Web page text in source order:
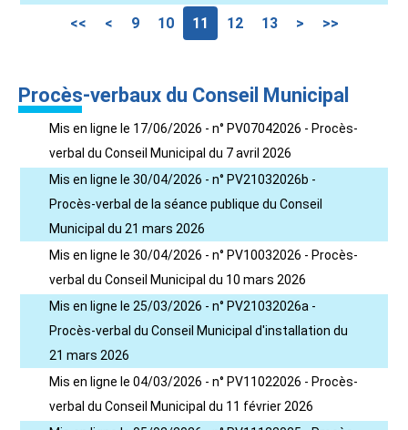
<< < 9 10 11 12 13 > >>
Procès-verbaux du Conseil Municipal
Mis en ligne le 17/06/2026 - n° PV07042026 - Procès-
verbal du Conseil Municipal du 7 avril 2026
Mis en ligne le 30/04/2026 - n° PV21032026b -
Procès-verbal de la séance publique du Conseil
Municipal du 21 mars 2026
Mis en ligne le 30/04/2026 - n° PV10032026 - Procès-
verbal du Conseil Municipal du 10 mars 2026
Mis en ligne le 25/03/2026 - n° PV21032026a -
Procès-verbal du Conseil Municipal d'installation du
21 mars 2026
Mis en ligne le 04/03/2026 - n° PV11022026 - Procès-
verbal du Conseil Municipal du 11 février 2026